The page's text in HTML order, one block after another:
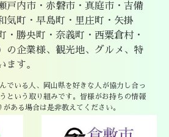
戸内市・赤磐市・真庭市・吉備
気町・早島町・里庄町・矢掛
・勝央町・奈義町・西粟倉村・
の企業様、観光地、グルメ、特
ます。
でいる人、岡山県を好きな人が協力し合っ
という取り組みです。皆様がお持ちの情報
ある場合は是非教えてください。